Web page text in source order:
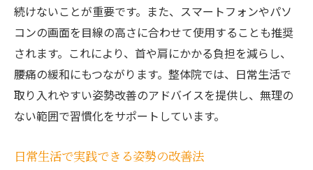
続けないことが重要です。また、スマートフォンやパソ
コンの画面を目線の高さに合わせて使用することも推奨
されます。これにより、首や肩にかかる負担を減らし、
腰痛の緩和にもつながります。整体院では、日常生活で
取り入れやすい姿勢改善のアドバイスを提供し、無理の
ない範囲で習慣化をサポートしています。
日常生活で実践できる姿勢の改善法